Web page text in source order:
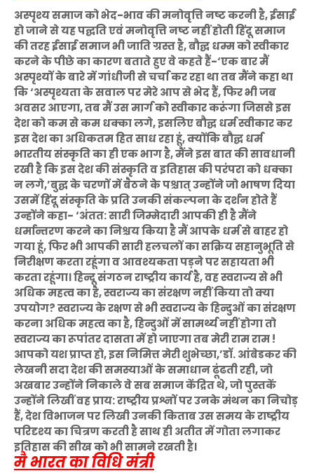
अस्पृश्य समाज को भेद-भाव की मनोवृत्ति नष्ट करनी है, ईसाई
हो जाने से यह पद्घति एवं मनोवृत्ति नष्ट नहीं होती हिंदू समाज
की तरह ईसाई समाज भी जाति ग्रस्त है, बौद्घ धम्म को स्वीकार
करने के पीछे का कारण बताते हुए वे कहते हैं-‘एक बार मैं
अस्पृश्यों के बारे में गांधीजी से चर्चा कर रहा था तब मैंने कहा था
कि ‘अस्पृश्यता के सवाल पर मेरे आप से भेद हैं, फिर भी जब
अवसर आएगा, तब मैं उस मार्ग को स्वीकार करूंगा जिससे इस
देश को कम से कम धक्का लगे, इसलिए बौद्घ धर्म स्वीकार कर
इस देश का अधिकतम हित साध रहा हूं, क्योंकि बौद्घ धर्म
भारतीय संस्कृति का ही एक भाग है, मैंने इस बात की सावधानी
रखी है कि इस देश की संस्कृति व इतिहास की परंपरा को धक्का
न लगे,’बुद्घ के चरणों में बैठने के पश्चात् उन्होंने जो भाषण दिया
उसमें हिंदू संस्कृति के प्रति उनकी संकल्पना के दर्शन होते हैं
उन्होंने कहा- ‘अंतत: सारी जिम्मेदारी आपकी ही है मैंने
धर्मान्तरण करने का निश्चय किया है मैं आपके धर्म से बाहर हो
गया हूं, फिर भी आपकी सारी हलचलों का सक्रिय सहानुभूति से
निरीक्षण करता रहूंगा व आवश्यकता पड़ने पर सहायता भी
करता रहूंगा। हिन्दू संगठन राष्ट्रीय कार्य है, वह स्वराज्य से भी
अधिक महत्व का है, स्वराज्य का संरक्षण नहीं किया तो क्या
उपयोग? स्वराज्य के रक्षण से भी स्वराज्य के हिन्दुओं का संरक्षण
करना अधिक महत्व का है, हिन्दुओं में सामर्थ्य नहीं होगा तो
स्वराज्य का रूपांतर दासता में हो जाएगा तब मेरी राम राम !
आपको यश प्राप्त हो, इस निमित्त मेरी शुभेच्छा,’डॉ. आंबेडकर की
लेखनी सदा देश की समस्याओं के समाधान ढूंढती रही, जो
अखबार उन्होंने निकाले वे सब समाज केंद्रित थे, जो पुस्तकें
उन्होंने लिखीं वह प्राय: राष्ट्रीय प्रश्नों पर उनके मंथन का निचोड़
हैं, देश विभाजन पर लिखी उनकी किताब उस समय के राष्ट्रीय
परिदृश्य का चित्रण करती है साथ ही अतीत में गोता लगाकर
इतिहास की सीख को भी सामने रखती है।
मै भारत का विधि मंत्री